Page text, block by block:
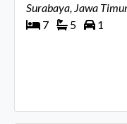
Surabaya, Jawa
7
5 1